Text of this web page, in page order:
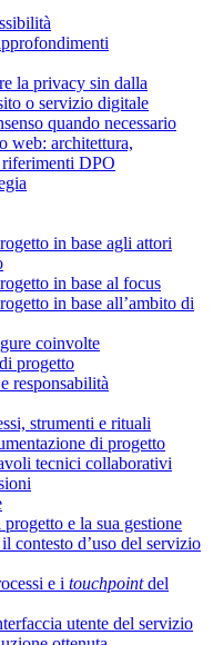
la privacy sin dalla
o servizio digitale
quando necessario
web: architettura,
DPO
in base agli attori
in base al focus
in base all’ambito di
coinvolte
progetto
responsabilità
strumenti e rituali
di progetto
tecnici collaborativi
e la sua gestione
contesto d’uso del servizio
e i touchpointdel
utente del servizio